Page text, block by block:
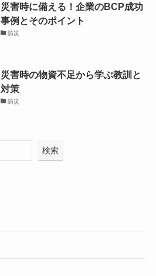
災害時に備える！企業のBCP成功
事例とそのポイント
防災
災害時の物資不足から学ぶ教訓と
対策
防災
検索